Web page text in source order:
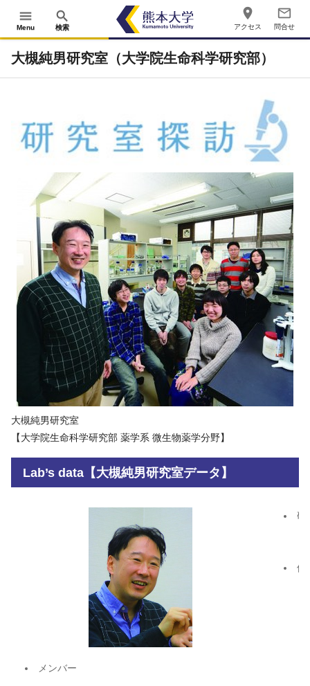
menu
Menu
search
検索
place
アクセス
mail_outline
問合せ
大槻純男研究室（大学院生命科学研究部）
大槻純男研究室
【大学院生命科学研究部 薬学系 微生物薬学分野】
Lab’s data【大槻純男研究室データ】
研
修
メンバー